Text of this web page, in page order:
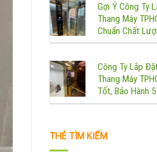
Gợi Ý Công Ty
Thang Máy
Chuẩn Chất
Công Ty Lắp
Thang Máy
Tốt, Bảo Hành
THẺ TÌM KIẾM